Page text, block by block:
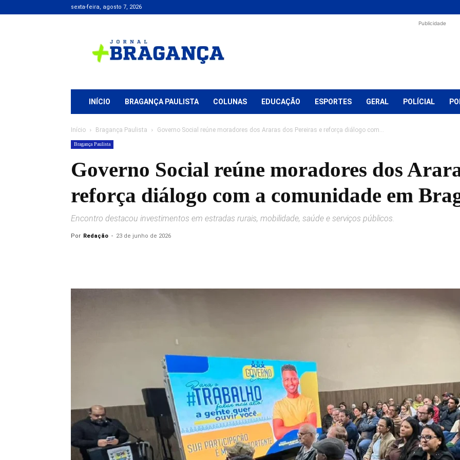
sexta-feira, agosto 7, 2026
+
Bragança
Publicidade
INÍCIO BRAGANÇA PAULISTA COLUNAS EDUCAÇÃO ESPORTES GERAL POLÍCIAL
Início Bragança Paulista Governo Social reúne moradores dos Araras dos Pereiras e reforça diálogo com...
Bragança Paulista
Governo Social reúne moradores dos
reforça diálogo com a comunidade em
Encontro destacou investimentos em estradas rurais, mobilidade, saúde e serviços públicos.
Por Redação - 23 de junho de 2026